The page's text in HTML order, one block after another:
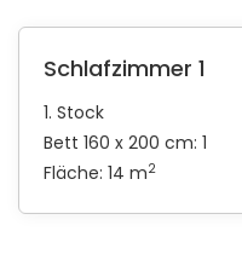
Schlafzimmer 1
1. Stock
Bett 160 x 200 cm: 1
Fläche: 14 m2